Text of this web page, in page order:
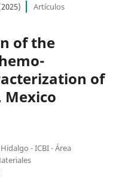
Artículos
of the
of
Mexico
- ICBI - Área